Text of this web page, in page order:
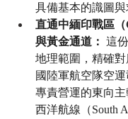
具備基本的識圖與
直通中緬印戰區
與黃金通道： 這
地理範圍，精確
國陸軍航空隊空運
專責營運的東向
西洋航線（South